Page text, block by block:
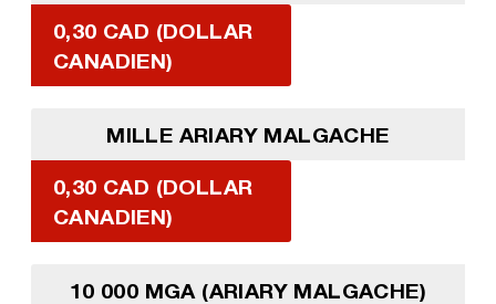
0,30 CAD (DOLLAR
CANADIEN)
MILLE ARIARY MALGACHE
0,30 CAD (DOLLAR
CANADIEN)
10 000 MGA (ARIARY MALGACHE)